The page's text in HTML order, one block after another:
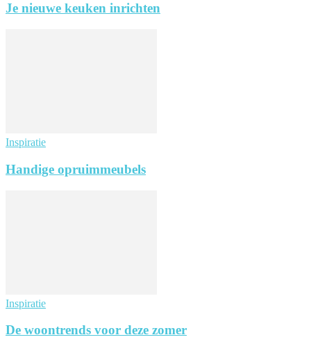
Je nieuwe keuken inrichten
Inspiratie
Handige opruimmeubels
Inspiratie
De woontrends voor deze zomer